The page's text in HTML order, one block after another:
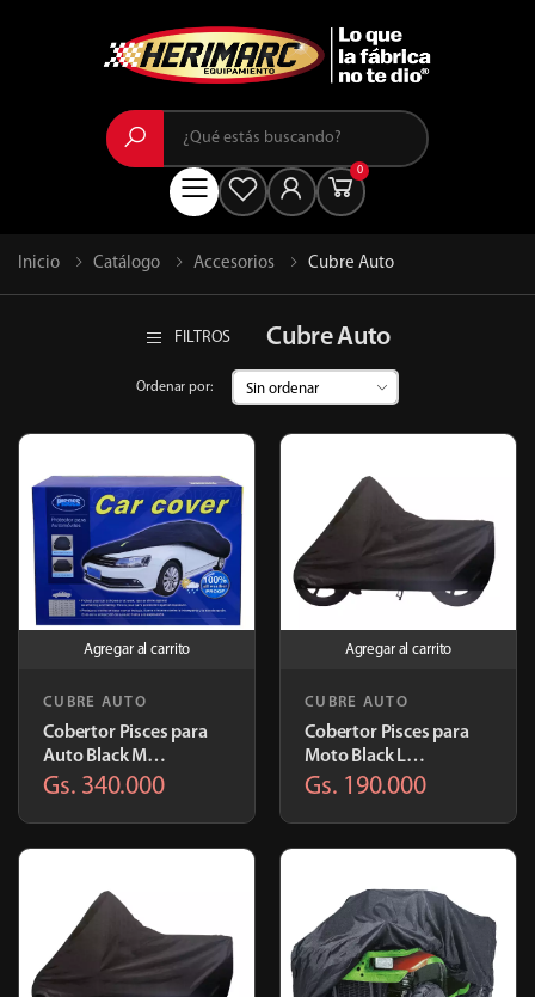
Buscar
Menú
0
Inicio Catálogo Accesorios Cubre Auto
FILTROS Cubre Auto
Ordenar por:
Agregar al carrito
CUBRE AUTO
Cobertor Pisces para
Auto Black M
4.32x1.65x1.19m
Gs. 340.000
Agregar al carrito
CUBRE AUTO
Cobertor Pisces para
Moto Black L
2.31x0.99x1.24m |
Gs. 190.000